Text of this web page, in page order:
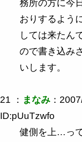
務所の方に今
おりするよう
しては来たん
ので書き込み
いします。
21 ： まなみ ：
ID:pUuTzwfo
健側を上…っ